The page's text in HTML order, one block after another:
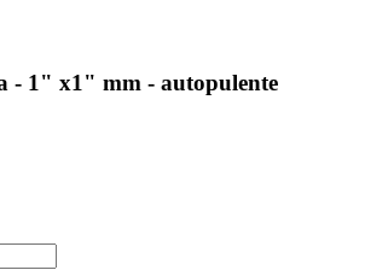
- 1" x1" mm - autopulente